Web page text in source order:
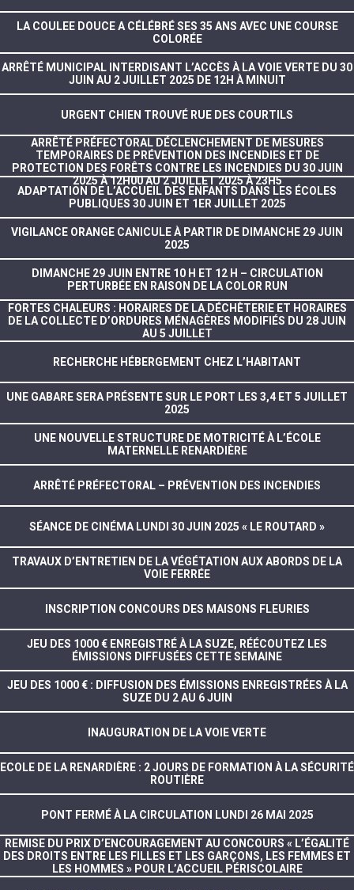
LA COULEE DOUCE A CÉLÉBRÉ SES 35 ANS AVEC UNE COURSE
COLORÉE
ARRÊTÉ MUNICIPAL INTERDISANT L’ACCÈS À LA VOIE VERTE DU 30
JUIN AU 2 JUILLET 2025 DE 12H À MINUIT
URGENT CHIEN TROUVÉ RUE DES COURTILS
ARRÊTÉ PRÉFECTORAL DÉCLENCHEMENT DE MESURES
TEMPORAIRES DE PRÉVENTION DES INCENDIES ET DE
PROTECTION DES FORÊTS CONTRE LES INCENDIES DU 30 JUIN
2025 À 12H00 AU 2 JUILLET 2025 À 23H5
ADAPTATION DE L’ACCUEIL DES ENFANTS DANS LES ÉCOLES
PUBLIQUES 30 JUIN ET 1ER JUILLET 2025
VIGILANCE ORANGE CANICULE À PARTIR DE DIMANCHE 29 JUIN
2025
DIMANCHE 29 JUIN ENTRE 10 H ET 12 H – CIRCULATION
PERTURBÉE EN RAISON DE LA COLOR RUN
FORTES CHALEURS : HORAIRES DE LA DÉCHÈTERIE ET HORAIRES
DE LA COLLECTE D’ORDURES MÉNAGÈRES MODIFIÉS DU 28 JUIN
AU 5 JUILLET
RECHERCHE HÉBERGEMENT CHEZ L’HABITANT
UNE GABARE SERA PRÉSENTE SUR LE PORT LES 3,4 ET 5 JUILLET
2025
UNE NOUVELLE STRUCTURE DE MOTRICITÉ À L’ÉCOLE
MATERNELLE RENARDIÈRE
ARRÊTÉ PRÉFECTORAL – PRÉVENTION DES INCENDIES
SÉANCE DE CINÉMA LUNDI 30 JUIN 2025 « LE ROUTARD »
TRAVAUX D’ENTRETIEN DE LA VÉGÉTATION AUX ABORDS DE LA
VOIE FERRÉE
INSCRIPTION CONCOURS DES MAISONS FLEURIES
JEU DES 1000 € ENREGISTRÉ À LA SUZE, RÉÉCOUTEZ LES
ÉMISSIONS DIFFUSÉES CETTE SEMAINE
JEU DES 1000 € : DIFFUSION DES ÉMISSIONS ENREGISTRÉES À LA
SUZE DU 2 AU 6 JUIN
INAUGURATION DE LA VOIE VERTE
ECOLE DE LA RENARDIÈRE : 2 JOURS DE FORMATION À LA SÉCURITÉ
ROUTIÈRE
PONT FERMÉ À LA CIRCULATION LUNDI 26 MAI 2025
REMISE DU PRIX D’ENCOURAGEMENT AU CONCOURS « L’ÉGALITÉ
DES DROITS ENTRE LES FILLES ET LES GARÇONS, LES FEMMES ET
LES HOMMES » POUR L’ACCUEIL PÉRISCOLAIRE